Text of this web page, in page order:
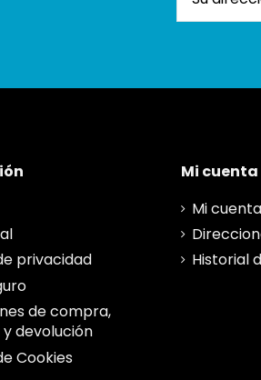
privacidad
de compra,
devolución
Cookies
Mi cuenta
Mi cuenta
Historial